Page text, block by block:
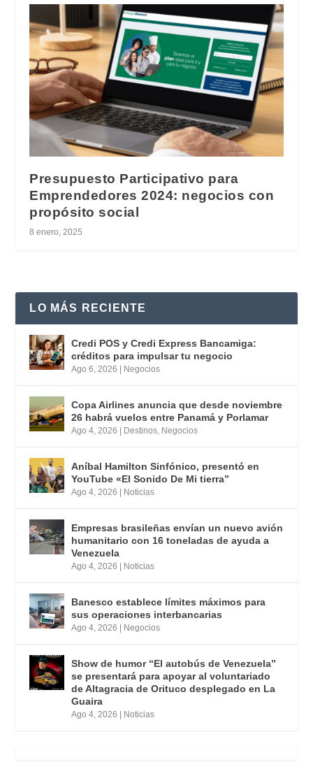
Presupuesto Participativo para
Emprendedores 2024: negocios con
propósito social
8 enero, 2025
LO MÁS RECIENTE
Credi POS y Credi Express Bancamiga:
créditos para impulsar tu negocio
Ago 6, 2026 | Negocios
Copa Airlines anuncia que desde noviembre
26 habrá vuelos entre Panamá y Porlamar
Ago 4, 2026 | Destinos Negocios
Aníbal Hamilton Sinfónico, presentó en
YouTube «El Sonido De Mi tierra”
Ago 4, 2026 | Noticias
Empresas brasileñas envían un nuevo avión
humanitario con 16 toneladas de ayuda a
Venezuela
Ago 4, 2026 | Noticias
Banesco establece límites máximos para
sus operaciones interbancarias
Ago 4, 2026 | Negocios
Show de humor “El autobús de Venezuela”
se presentará para apoyar al voluntariado
de Altagracia de Orituco desplegado en La
Guaira
Ago 4, 2026 | Noticias